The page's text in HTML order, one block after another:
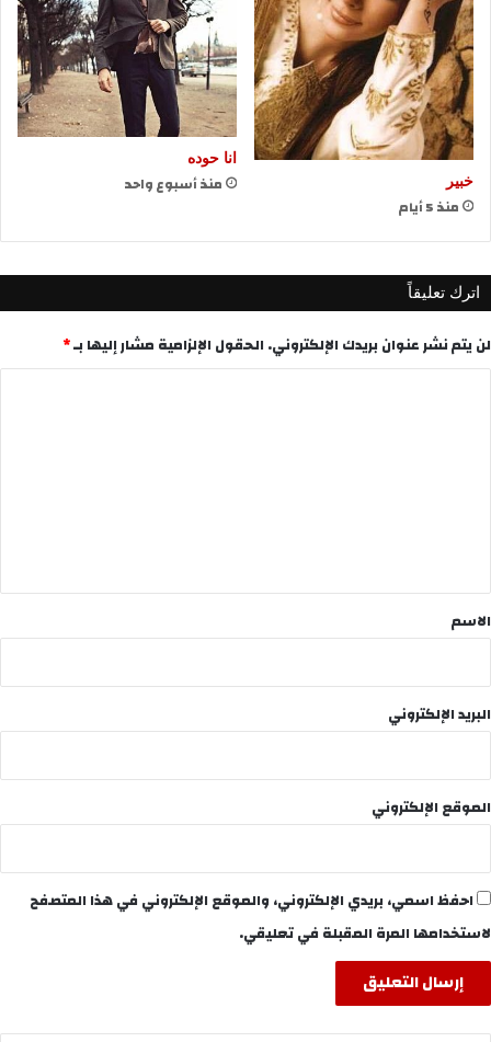
خبير
منذ 5 أيام
انا حوده
منذ أسبوع واحد
اترك تعليقاً
لن يتم نشر عنوان بريدك الإلكتروني. الحقول الإلزامية مشار إليها بـ*
*
الاسم
البريد الإلكتروني
الموقع الإلكتروني
احفظ اسمي، بريدي الإلكتروني، والموقع الإلكتروني في هذا المتصفح
لاستخدامها المرة المقبلة في تعليقي.